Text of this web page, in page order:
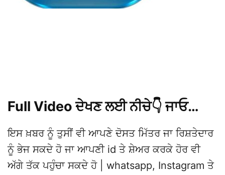
Full Video ਦੇਖਣ ਲਈ ਨੀਚੇ👇 ਜਾਓ…
ਇਸ ਖ਼ਬਰ ਨੂੰ ਤੁਸੀਂ ਵੀ ਆਪਣੇ ਦੋਸਤ ਮਿੱਤਰ ਜਾ ਰਿਸ਼ਤੇਦਾਰ
ਨੂੰ ਭੇਜ ਸਕਦੇ ਹੋ ਜਾ ਆਪਣੀ id ਤੇ ਸ਼ੇਅਰ ਕਰਕੇ ਹੋਰ ਵੀ
ਅੱਗੇ ਤੱਕ ਪਹੁੰਚਾ ਸਕਦੇ ਹੋ | whatsapp, Instagram ਤੇ